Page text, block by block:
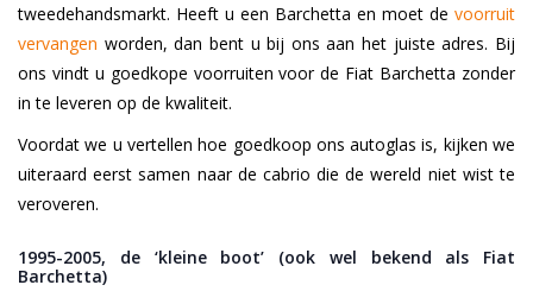
tweedehandsmarkt. Heeft u een Barchetta en moet de voorruit
vervangen worden, dan bent u bij ons aan het juiste adres. Bij
ons vindt u goedkope voorruiten voor de Fiat Barchetta zonder
in te leveren op de kwaliteit.
Voordat we u vertellen hoe goedkoop ons autoglas is, kijken we
uiteraard eerst samen naar de cabrio die de wereld niet wist te
veroveren.
1995-2005, de ‘kleine boot’ (ook wel bekend als Fiat
Barchetta)